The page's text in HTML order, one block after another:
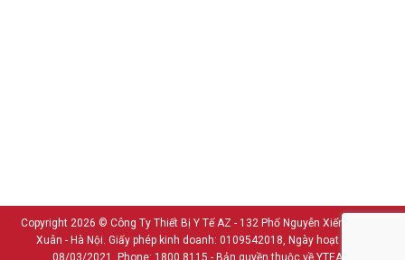
Copyright 2026 © Công Ty Thiết Bị Y Tế AZ - 132 Phố Nguyễn Xiển - Thanh
Xuân - Hà Nội. Giấy phép kinh doanh: 0109542018, Ngày hoạt động:
08/03/2021, Phone: 1800.8115 - Bản quyền thuộc về YTEAZ.